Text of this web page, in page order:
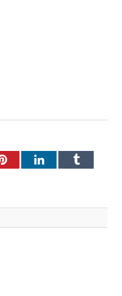
PinterestLinkedInTumblr